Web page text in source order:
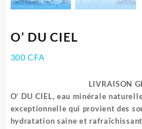
O’ DU CIEL
300CFA
LIVRAISON
O’ DU CIEL, eau minérale
exceptionnelle qui provient des
hydratation saine et